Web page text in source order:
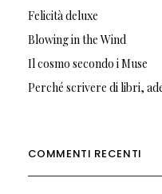
Felicità deluxe
Blowing in the Wind
Il cosmo secondo i Muse
Perché scrivere di libri,
COMMENTI RECENTI